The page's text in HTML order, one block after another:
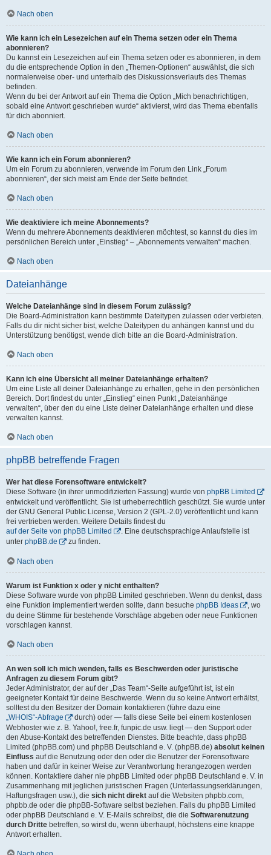
Nach oben
Wie kann ich ein Lesezeichen auf ein Thema setzen oder ein Thema
abonnieren?
Du kannst ein Lesezeichen auf ein Thema setzen oder es abonnieren, in dem
du die entsprechende Option in den „Themen-Optionen“ auswählst, die sich
normalerweise ober- und unterhalb des Diskussionsverlaufs des Themas
befinden.
Wenn du bei der Antwort auf ein Thema die Option „Mich benachrichtigen,
sobald eine Antwort geschrieben wurde“ aktivierst, wird das Thema ebenfalls
für dich abonniert.
Nach oben
Wie kann ich ein Forum abonnieren?
Um ein Forum zu abonnieren, verwende im Forum den Link „Forum
abonnieren“, der sich meist am Ende der Seite befindet.
Nach oben
Wie deaktiviere ich meine Abonnements?
Wenn du mehrere Abonnements deaktivieren möchtest, so kannst du dies im
persönlichen Bereich unter „Einstieg“ – „Abonnements verwalten“ machen.
Nach oben
Dateianhänge
Welche Dateianhänge sind in diesem Forum zulässig?
Die Board-Administration kann bestimmte Dateitypen zulassen oder verbieten.
Falls du dir nicht sicher bist, welche Dateitypen du anhängen kannst und du
Unterstützung benötigst, wende dich bitte an die Board-Administration.
Nach oben
Kann ich eine Übersicht all meiner Dateianhänge erhalten?
Um eine Liste all deiner Dateianhänge zu erhalten, gehe in den persönlichen
Bereich. Dort findest du unter „Einstieg“ einen Punkt „Dateianhänge
verwalten“, über den du eine Liste deiner Dateianhänge erhalten und diese
verwalten kannst.
Nach oben
phpBB betreffende Fragen
Wer hat diese Forensoftware entwickelt?
Diese Software (in ihrer unmodifizierten Fassung) wurde von phpBB Limited
entwickelt und veröffentlicht. Sie ist urheberrechtlich geschützt. Sie wurde unter
der GNU General Public License, Version 2 (GPL-2.0) veröffentlicht und kann
frei vertrieben werden. Weitere Details findest du
auf der Seite von phpBB Limited
. Eine deutschsprachige Anlaufstelle ist
unter phpBB.de zu finden.
Nach oben
Warum ist Funktion x oder y nicht enthalten?
Diese Software wurde von phpBB Limited geschrieben. Wenn du denkst, dass
eine Funktion implementiert werden sollte, dann besuche phpBB Ideas
, wo
du deine Stimme für bestehende Vorschläge abgeben oder neue Funktionen
vorschlagen kannst.
Nach oben
An wen soll ich mich wenden, falls es Beschwerden oder juristische
Anfragen zu diesem Forum gibt?
Jeder Administrator, der auf der „Das Team“-Seite aufgeführt ist, ist ein
geeigneter Kontakt für deine Beschwerde. Wenn du so keine Antwort erhältst,
solltest du den Besitzer der Domain kontaktieren (führe dazu eine
„WHOIS“-Abfrage
durch) oder — falls diese Seite bei einem kostenlosen
Webhoster wie z. B. Yahoo!, free.fr, funpic.de usw. liegt — den Support oder
den Abuse-Kontakt des betreffenden Dienstes. Bitte beachte, dass phpBB
Limited (phpBB.com) und phpBB Deutschland e. V. (phpBB.de) absolut keinen
Einfluss auf die Benutzung oder den oder die Benutzer der Forensoftware
haben und dafür in keiner Weise zur Verantwortung herangezogen werden
können. Kontaktiere daher nie phpBB Limited oder phpBB Deutschland e. V. in
Zusammenhang mit jeglichen juristischen Fragen (Unterlassungserklärungen,
Haftungsfragen usw.), die sich nicht direkt auf die Websiten phpbb.com,
phpbb.de oder die phpBB-Software selbst beziehen. Falls du phpBB Limited
oder phpBB Deutschland e. V. E-Mails schreibst, die die Softwarenutzung
durch Dritte betreffen, so wirst du, wenn überhaupt, höchstens eine knappe
Antwort erhalten.